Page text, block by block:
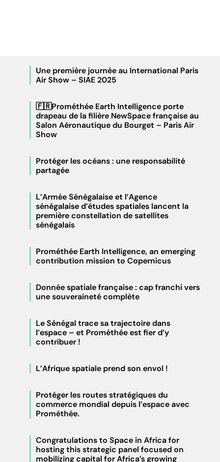
Une première journée au International Paris
Air Show – SIAE 2025
🇫🇷Prométhée Earth Intelligence porte
drapeau de la filière NewSpace française au
Salon Aéronautique du Bourget – Paris Air
Show
Protéger les océans : une responsabilité
partagée
L’Armée Sénégalaise et l’Agence
sénégalaise d’études spatiales lancent la
première constellation de satellites
sénégalais
Prométhée Earth Intelligence, an emerging
contribution mission to Copernicus
Donnée spatiale française : cap franchi vers
une souveraineté complète
Le Sénégal trace sa trajectoire dans
l’espace – et Prométhée est fier d’y
contribuer !
L’Afrique spatiale prend son envol !
Protéger les routes stratégiques du
commerce mondial depuis l’espace avec
Prométhée.
Congratulations to Space in Africa for
hosting this strategic panel focused on
mobilizing capital for Africa’s growing